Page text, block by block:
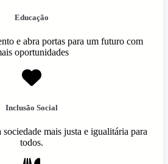
Educação
e abra portas para um futuro com
oportunidades
Inclusão Social
mais justa e igualitária para
todos.